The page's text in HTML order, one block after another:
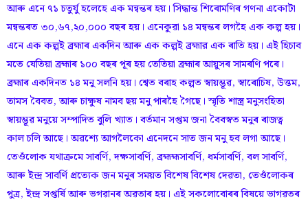
আৰু এনে ৭১ চতুর্যু হলেহে এক মন্বন্তৰ হয়। সিদ্ধান্ত শিৰোমণিৰ গণনা একোটা
মন্বন্তৰত ৩০,৬৭,২০,০০০ বছৰ হয়। এনেকুৱা ১৪ মন্বন্তৰ লগহৈ এক কল্প হয়।
এনে এক কল্পই ব্রহ্মাৰ একদিন আৰু এক কল্পই ব্রহ্মার এক ৰাতি হয়। এই হিচাব
মতে যেতিয়া ব্ৰহ্মাৰ ১০০ বছৰ পূৰ হয় তেতিয়া ব্ৰহ্মাৰ আয়ুসৰ সামৰণি পৰে।
ব্ৰহ্মাৰ একদিনত ১৪ মনু সলনি হয়। শ্বেত বৰাহ কল্পত স্বায়ম্ভূৱ, স্বাৰোচিষ, উত্তম,
তামস বৈবত, আৰু চাক্ষুষ নামব ছয় মনু পাৰহৈ গৈছে। স্মৃতি শাস্ত্র মনুসংহিতা
স্বায়ম্ভূৱ মনুয়ে সম্পাদিত বুলি খ্যাত। বর্তমান সপ্তম জনা বৈবস্বত মনুৰ ৰাজত্ব
কাল চলি আছে। অৱশ্যে আগলৈকো এনেদনে সাত জন মনু হব লগা আছে।
তেওঁলোক যথাক্রমে সাবর্ণি, দক্ষসাবর্ণি, ব্রহ্মহ্মসাবর্ণি, ধর্মসাবর্ণি, বল সাবর্ণি,
আৰু ইন্দ্র সাবর্ণি প্রত্যেক জন মনুৰ সময়ত বিশেষ বিশেষ দেৱতা, তেওঁলোকৰ
পুত্ৰ, ইন্দ্র সপ্তর্ষি আৰু ভগৱানৰ অৱতাৰ হয়। এই সকলোবোৰৰ বিষয়ে ভাগৱতৰ